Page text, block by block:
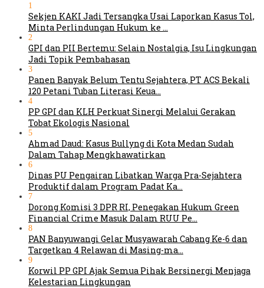
1
Sekjen KAKI Jadi Tersangka Usai Laporkan Kasus Tol,
Minta Perlindungan Hukum ke …
2
GPI dan PII Bertemu: Selain Nostalgia, Isu Lingkungan
Jadi Topik Pembahasan
3
Panen Banyak Belum Tentu Sejahtera, PT ACS Bekali
120 Petani Tuban Literasi Keua…
4
PP GPI dan KLH Perkuat Sinergi Melalui Gerakan
Tobat Ekologis Nasional
5
Ahmad Daud: Kasus Bullyng di Kota Medan Sudah
Dalam Tahap Mengkhawatirkan
6
Dinas PU Pengairan Libatkan Warga Pra-Sejahtera
Produktif dalam Program Padat Ka…
7
Dorong Komisi 3 DPR RI, Penegakan Hukum Green
Financial Crime Masuk Dalam RUU Pe…
8
PAN Banyuwangi Gelar Musyawarah Cabang Ke-6 dan
Targetkan 4 Relawan di Masing-ma…
9
Korwil PP GPI Ajak Semua Pihak Bersinergi Menjaga
Kelestarian Lingkungan